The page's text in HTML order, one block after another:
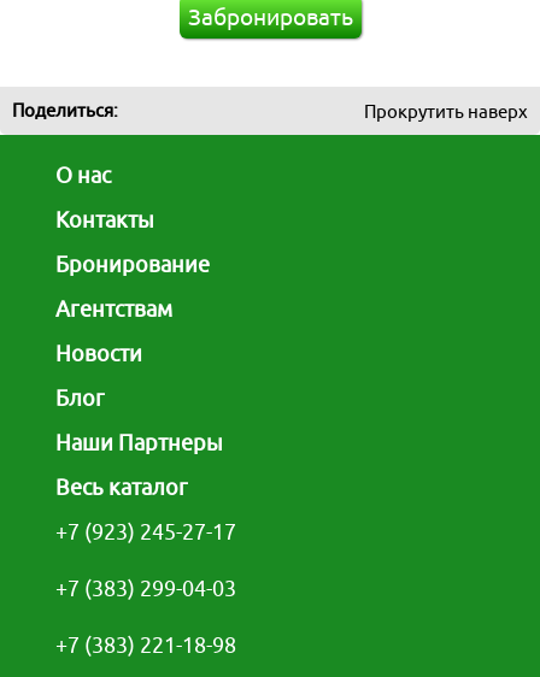
Забронировать
Поделиться: Прокрутить наверх
О нас
Контакты
Бронирование
Агентствам
Новости
Блог
Наши Партнеры
Весь каталог
+7 (923) 245-27-17
+7 (383) 299-04-03
+7 (383) 221-18-98